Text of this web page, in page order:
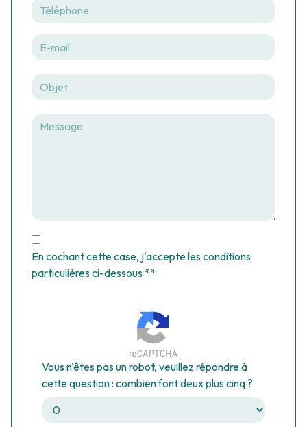
En cochant cette case, j'accepte les conditions
particulières ci-dessous **
Vous n'êtes pas un robot, veuillez répondre à
cette question : combien font deux plus cinq ?